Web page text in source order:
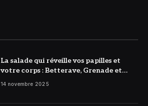
La salade qui réveille vos papilles et
votre corps : Betterave, Grenade et
Citron à l’honneur
14 novembre 2025